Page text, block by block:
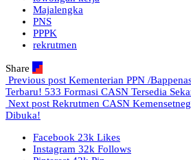
Majalengka
PNS
PPPK
rekrutmen
Share
Previous post Kementerian PPN /
Terbaru! 533 Formasi CASN Tersedia
Next post Rekrutmen CASN
Dibuka!
Facebook 23k Likes
Instagram 32k Follows